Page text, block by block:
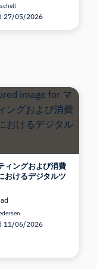
27/05/2026
ィングおよび消費
おけるデジタルツ
11/06/2026